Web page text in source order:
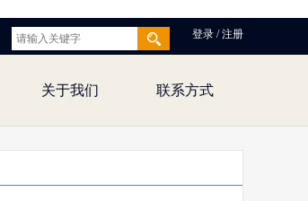
登录 / 注册
关于我们 联系方式